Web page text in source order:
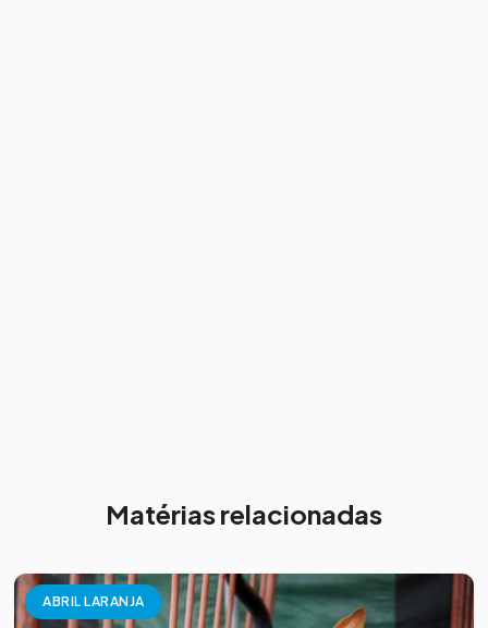
Matérias relacionadas
ABRIL LARANJA